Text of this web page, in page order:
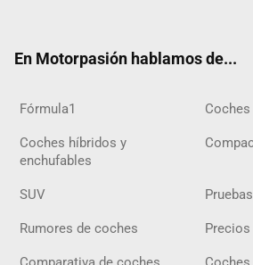
En Motorpasión hablamos de...
Fórmula1
Coches híbridos y
enchufables
SUV
Rumores de coches